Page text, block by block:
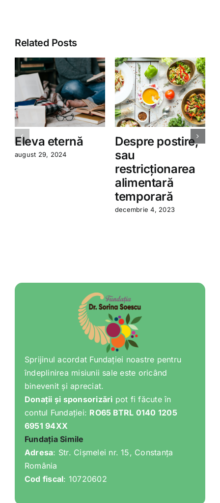
Related Posts
Eleva eternă
august 29, 2024
Despre postire,
sau
restricționarea
alimentară
temporară
decembrie 4, 2023
Sprijinul acordat Fundației noastre pentru
îndeplinirea misiunii sale este oricând
binevenit și apreciat.
Donații și sponsorizări pot fi făcute în
contul Fundației: RO65 BTRL 0140 1205
6951 94XX
Fundația Simile
Adresa: Str. Cișmelei nr. 15, Constanța
România
Cod fiscal: 10720602